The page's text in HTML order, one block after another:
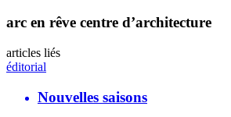
arc en rêve centre d’architecture
articles liés
éditorial
Nouvelles saisons